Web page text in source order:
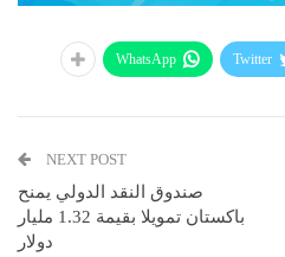
Twitter
WhatsApp
NEXT POST
صندوق النقد الدولي يمنح
باكستان تمويلا بقيمة 1.32 مليار
دولار